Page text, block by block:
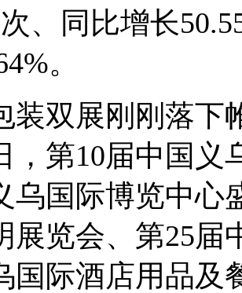
、同比增长
。
装双展刚刚落下
，第10届中国义
乌国际博览中心
展览会、第25届
国际酒店用品及